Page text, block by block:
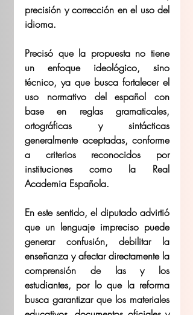
precisión y corrección en el uso del
idioma.
Precisó que la propuesta no tiene
un enfoque ideológico, sino
técnico, ya que busca fortalecer el
uso normativo del español con
base en reglas gramaticales,
ortográficas y sintácticas
generalmente aceptadas, conforme
a criterios reconocidos por
instituciones como la Real
Academia Española.
En este sentido, el diputado advirtió
que un lenguaje impreciso puede
generar confusión, debilitar la
enseñanza y afectar directamente la
comprensión de las y los
estudiantes, por lo que la reforma
busca garantizar que los materiales